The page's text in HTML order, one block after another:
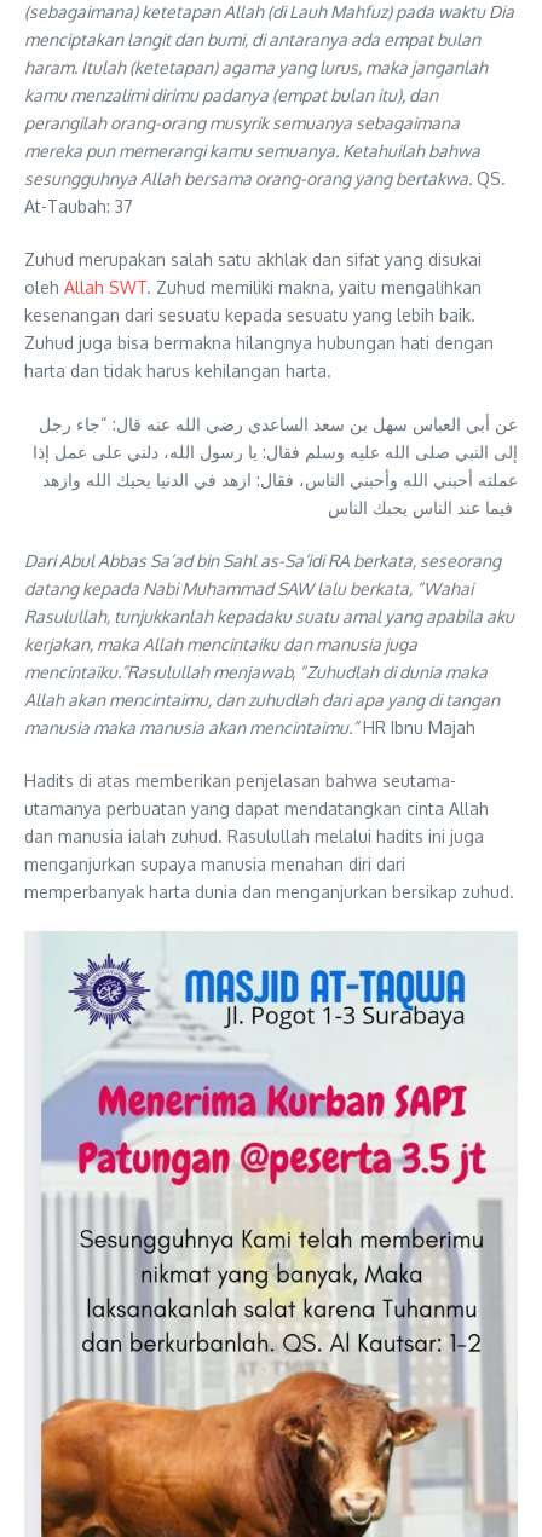
(sebagaimana) ketetapan Allah (di Lauh Mahfuz) pada waktu Dia
menciptakan langit dan bumi, di antaranya ada empat bulan
haram. Itulah (ketetapan) agama yang lurus, maka janganlah
kamu menzalimi dirimu padanya (empat bulan itu), dan
perangilah orang-orang musyrik semuanya sebagaimana
mereka pun memerangi kamu semuanya. Ketahuilah bahwa
sesungguhnya Allah bersama orang-orang yang bertakwa. QS.
At-Taubah: 37
Zuhud merupakan salah satu akhlak dan sifat yang disukai
oleh Allah SWT. Zuhud memiliki makna, yaitu mengalihkan
kesenangan dari sesuatu kepada sesuatu yang lebih baik.
Zuhud juga bisa bermakna hilangnya hubungan hati dengan
harta dan tidak harus kehilangan harta.
عن أبي العباس سهل بن سعد الساعدي رضي الله عنه قال: “جاء رجل
إلى النبي صلى الله عليه وسلم فقال: يا رسول الله، دلني على عمل إذا
عملته أحبني الله وأحبني الناس، فقال: ازهد في الدنيا يحبك الله وازهد
Dari Abul Abbas Sa’ad bin Sahl as-Sa’idi RA berkata, seseorang
datang kepada Nabi Muhammad SAW lalu berkata, “Wahai
Rasulullah, tunjukkanlah kepadaku suatu amal yang apabila aku
kerjakan, maka Allah mencintaiku dan manusia juga
mencintaiku.”Rasulullah menjawab, “Zuhudlah di dunia maka
Allah akan mencintaimu, dan zuhudlah dari apa yang di tangan
manusia maka manusia akan mencintaimu.”HR Ibnu Majah
Hadits di atas memberikan penjelasan bahwa seutama-
utamanya perbuatan yang dapat mendatangkan cinta Allah
dan manusia ialah zuhud. Rasulullah melalui hadits ini juga
menganjurkan supaya manusia menahan diri dari
memperbanyak harta dunia dan menganjurkan bersikap zuhud.